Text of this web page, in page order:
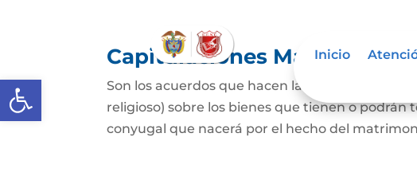
Abrir barra de herramientas
Inicio
Capitulaciones
Son los acuerdos que hacen las personas que
religioso) sobre los bienes que tienen o
conyugal que nacerá por el hecho del